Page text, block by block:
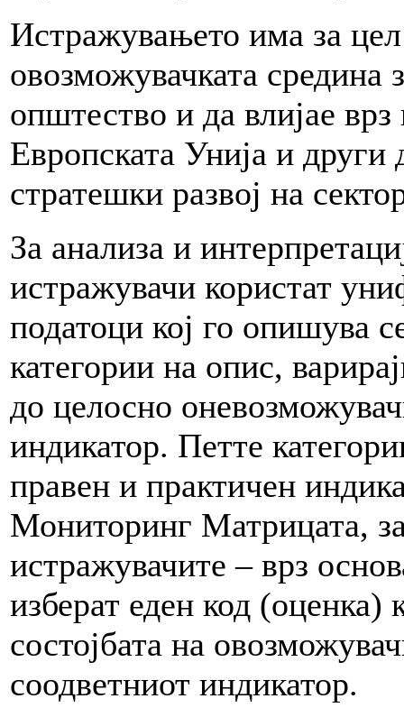
Истражувањето има за цел
овозможувачката средина
општество и да влијае
Европската Унија и
стратешки развој на
За анализа и
истражувачи користат
податоци кој го опишува
категории на опис,
до целосно
индикатор. Петте
правен и практичен
Мониторинг Матрицата,
истражувачите – врз
изберат еден код (оценка)
состојбата на
соодветниот индикатор.